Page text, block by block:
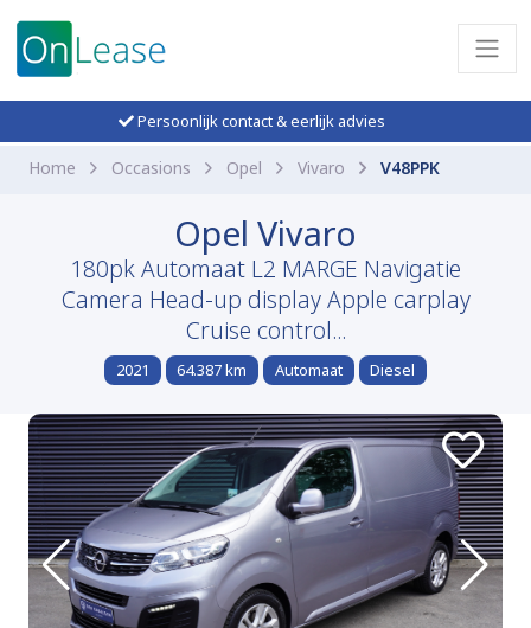
Persoonlijk contact & eerlijk advies
Home Occasions Opel Vivaro V48PPK
Opel Vivaro
180pk Automaat L2 MARGE Navigatie
Camera Head-up display Apple carplay
Cruise control...
2021 64.387 km Automaat Diesel